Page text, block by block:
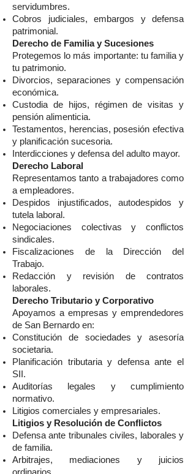
servidumbres.
Cobros judiciales, embargos y defensa
patrimonial.
Derecho de Familia y Sucesiones
Protegemos lo más importante: tu familia y
tu patrimonio.
Divorcios, separaciones y compensación
económica.
Custodia de hijos, régimen de visitas y
pensión alimenticia.
Testamentos, herencias, posesión efectiva
y planificación sucesoria.
Interdicciones y defensa del adulto mayor.
Derecho Laboral
Representamos tanto a trabajadores como
a empleadores.
Despidos injustificados, autodespidos y
tutela laboral.
Negociaciones colectivas y conflictos
sindicales.
Fiscalizaciones de la Dirección del
Trabajo.
Redacción y revisión de contratos
laborales.
Derecho Tributario y Corporativo
Apoyamos a empresas y emprendedores
de San Bernardo en:
Constitución de sociedades y asesoría
societaria.
Planificación tributaria y defensa ante el
SII.
Auditorías legales y cumplimiento
normativo.
Litigios comerciales y empresariales.
Litigios y Resolución de Conflictos
Defensa ante tribunales civiles, laborales y
de familia.
Arbitrajes, mediaciones y juicios